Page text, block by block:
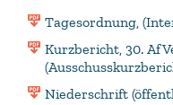
Tagesordnung,
Kurzbericht, 30.
Niederschrift